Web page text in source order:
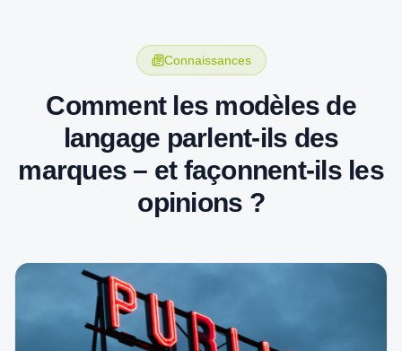
Connaissances
Comment les modèles de
langage parlent-ils des
marques – et façonnent-ils les
opinions ?